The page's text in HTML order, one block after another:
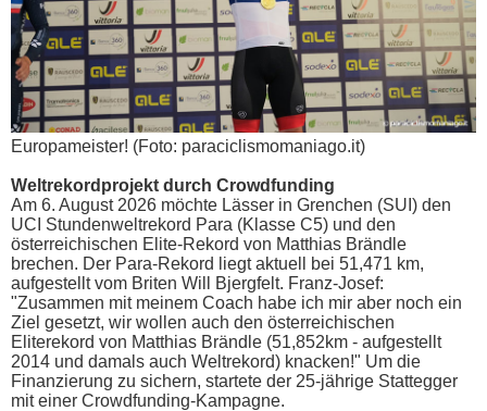
Europameister! (Foto: paraciclismomaniago.it)
Weltrekordprojekt durch Crowdfunding
Am 6. August 2026 möchte Lässer in Grenchen (SUI) den
UCI Stundenweltrekord Para (Klasse C5) und den
österreichischen Elite-Rekord von Matthias Brändle
brechen. Der Para-Rekord liegt aktuell bei 51,471 km,
aufgestellt vom Briten Will Bjergfelt. Franz-Josef:
"Zusammen mit meinem Coach habe ich mir aber noch ein
Ziel gesetzt, wir wollen auch den österreichischen
Eliterekord von Matthias Brändle (51,852km - aufgestellt
2014 und damals auch Weltrekord) knacken!" Um die
Finanzierung zu sichern, startete der 25-jährige Stattegger
mit einer Crowdfunding-Kampagne.